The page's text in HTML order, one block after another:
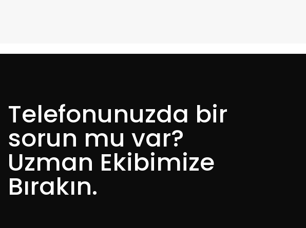
Telefonunuzda bir
sorun mu var?
Uzman Ekibimize
Bırakın.